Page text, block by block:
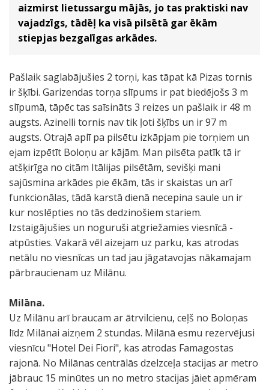
aizmirst lietussargu mājās, jo tas praktiski nav
vajadzīgs, tādēļ ka visā pilsētā gar ēkām
stiepjas bezgalīgas arkādes.
Pašlaik saglabājušies 2 torņi, kas tāpat kā Pizas tornis
ir šķībi. Garizendas torņa slīpums ir pat biedējošs 3 m
slīpumā, tāpēc tas saīsināts 3 reizes un pašlaik ir 48 m
augsts. Azinelli tornis nav tik ļoti šķībs un ir 97 m
augsts. Otrajā aplī pa pilsētu izkāpjam pie torņiem un
ejam izpētīt Boloņu ar kājām. Man pilsēta patīk tā ir
atšķirīga no citām Itālijas pilsētām, sevišķi mani
sajūsmina arkādes pie ēkām, tās ir skaistas un arī
funkcionālas, tādā karstā dienā necepina saule un ir
kur noslēpties no tās dedzinošiem stariem.
Izstaigājušies un noguruši atgriežamies viesnīcā -
atpūsties. Vakarā vēl aizejam uz parku, kas atrodas
netālu no viesnīcas un tad jau jāgatavojas nākamajam
pārbraucienam uz Milānu.
Milāna.
Uz Milānu arī braucam ar ātrvilcienu, ceļš no Boloņas
līdz Milānai aizņem 2 stundas. Milānā esmu rezervējusi
viesnīcu "Hotel Dei Fiori", kas atrodas Famagostas
rajonā. No Milānas centrālās dzelzceļa stacijas ar metro
jābrauc 15 minūtes un no metro stacijas jāiet apmēram